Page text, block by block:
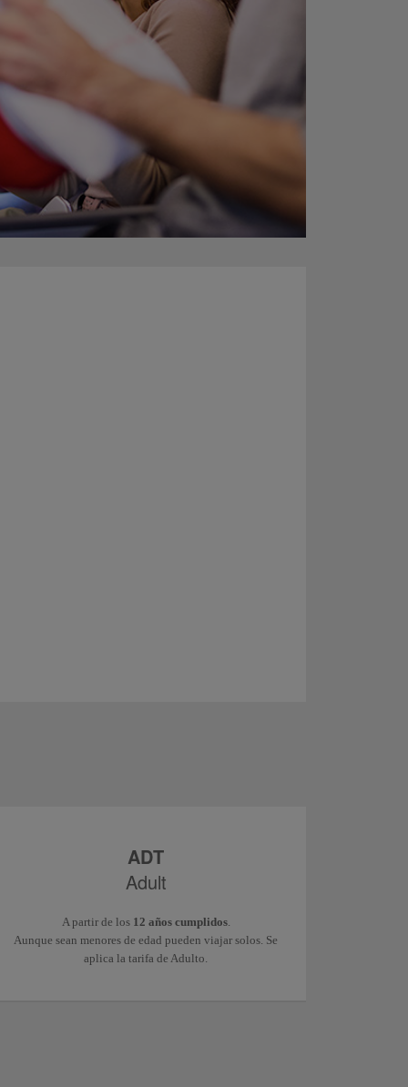
ADT
Adult
A partir de los 12 años cumplidos.
Aunque sean menores de edad pueden viajar solos. Se
aplica la tarifa de Adulto.